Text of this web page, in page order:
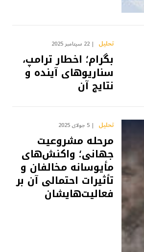
تحلیل 22 سپتامبر 2025
بگرام؛ اخطار ترامپ،
سناریوهای آینده و
نتایج آن
تحلیل 5 جولای 2025
مرحله مشروعیت
جهانی؛ واکنش‌های
مأیوسانه مخالفان و
تأثیرات احتمالی آن بر
فعالیت‌هایشان